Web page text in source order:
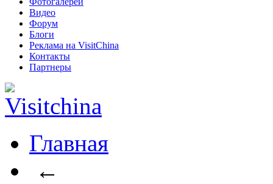
Видео
Форум
Блоги
Реклама на VisitChina
Контакты
Партнеры
Главная
←